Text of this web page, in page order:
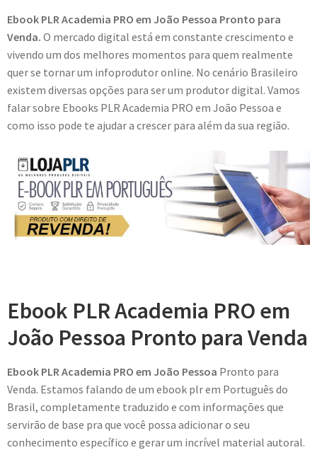
Ebook PLR Academia PRO em João Pessoa Pronto para
Venda. O mercado digital está em constante crescimento e
vivendo um dos melhores momentos para quem realmente
quer se tornar um infoprodutor online. No cenário Brasileiro
existem diversas opções para ser um produtor digital. Vamos
falar sobre Ebooks PLR Academia PRO em João Pessoa e
como isso pode te ajudar a crescer para além da sua região.
Ebook PLR Academia PRO em
João Pessoa Pronto para Venda
Ebook PLR Academia PRO em João Pessoa Pronto para
Venda. Estamos falando de um ebook plr em Português do
Brasil, completamente traduzido e com informações que
servirão de base pra que você possa adicionar o seu
conhecimento específico e gerar um incrível material autoral.